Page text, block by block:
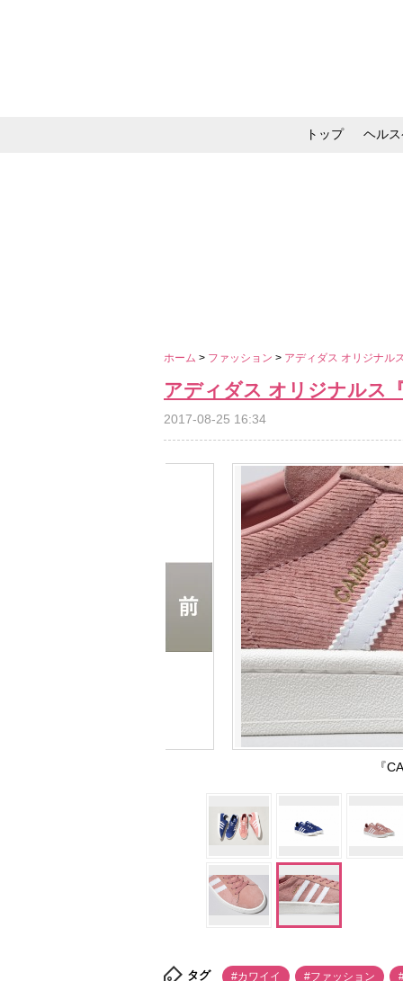
トップ ヘル
ホーム > ファッション > アディダス オリジナル
アディダス オリジナルス
2017-08-25 16:34
『
タグ #カワイイ #ファッション